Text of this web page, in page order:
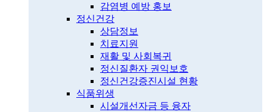
감염병 예방 홍보
정신건강
상담정보
치료지원
재활 및 사회복귀
정신질환자 권익보호
정신건강증진시설 현황
식품위생
시설개선자금 등 융자